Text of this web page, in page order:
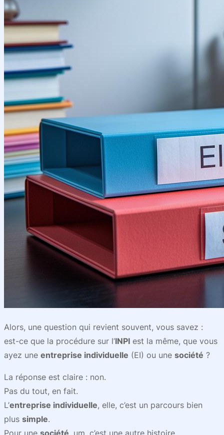
Alors, une question qui revient souvent, vous savez :
est-ce que la procédure sur l’INPI est la même, que vous
ayez une entreprise individuelle (EI) ou une société ?
La réponse est claire : non.
Pas du tout, en fait.
L’entreprise individuelle, elle, c’est un parcours bien
plus simple.
Pour une société , um, c’est une autre histoire.